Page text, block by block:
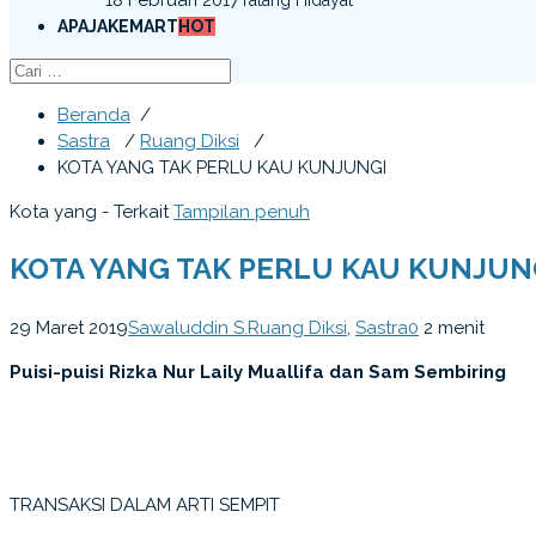
APAJAKEMARTHOT
Beranda /
Sastra / Ruang Diksi /
KOTA YANG TAK PERLU KAU KUNJUNGI
Kota yang - Terkait Tampilan penuh
KOTA YANG TAK PERLU KAU
29 Maret 2019Sawaluddin S.Ruang Diksi, Sastra0 2 menit
Puisi-puisi Rizka Nur Laily Muallifa dan Sam Sembiring
TRANSAKSI DALAM ARTI SEMPIT